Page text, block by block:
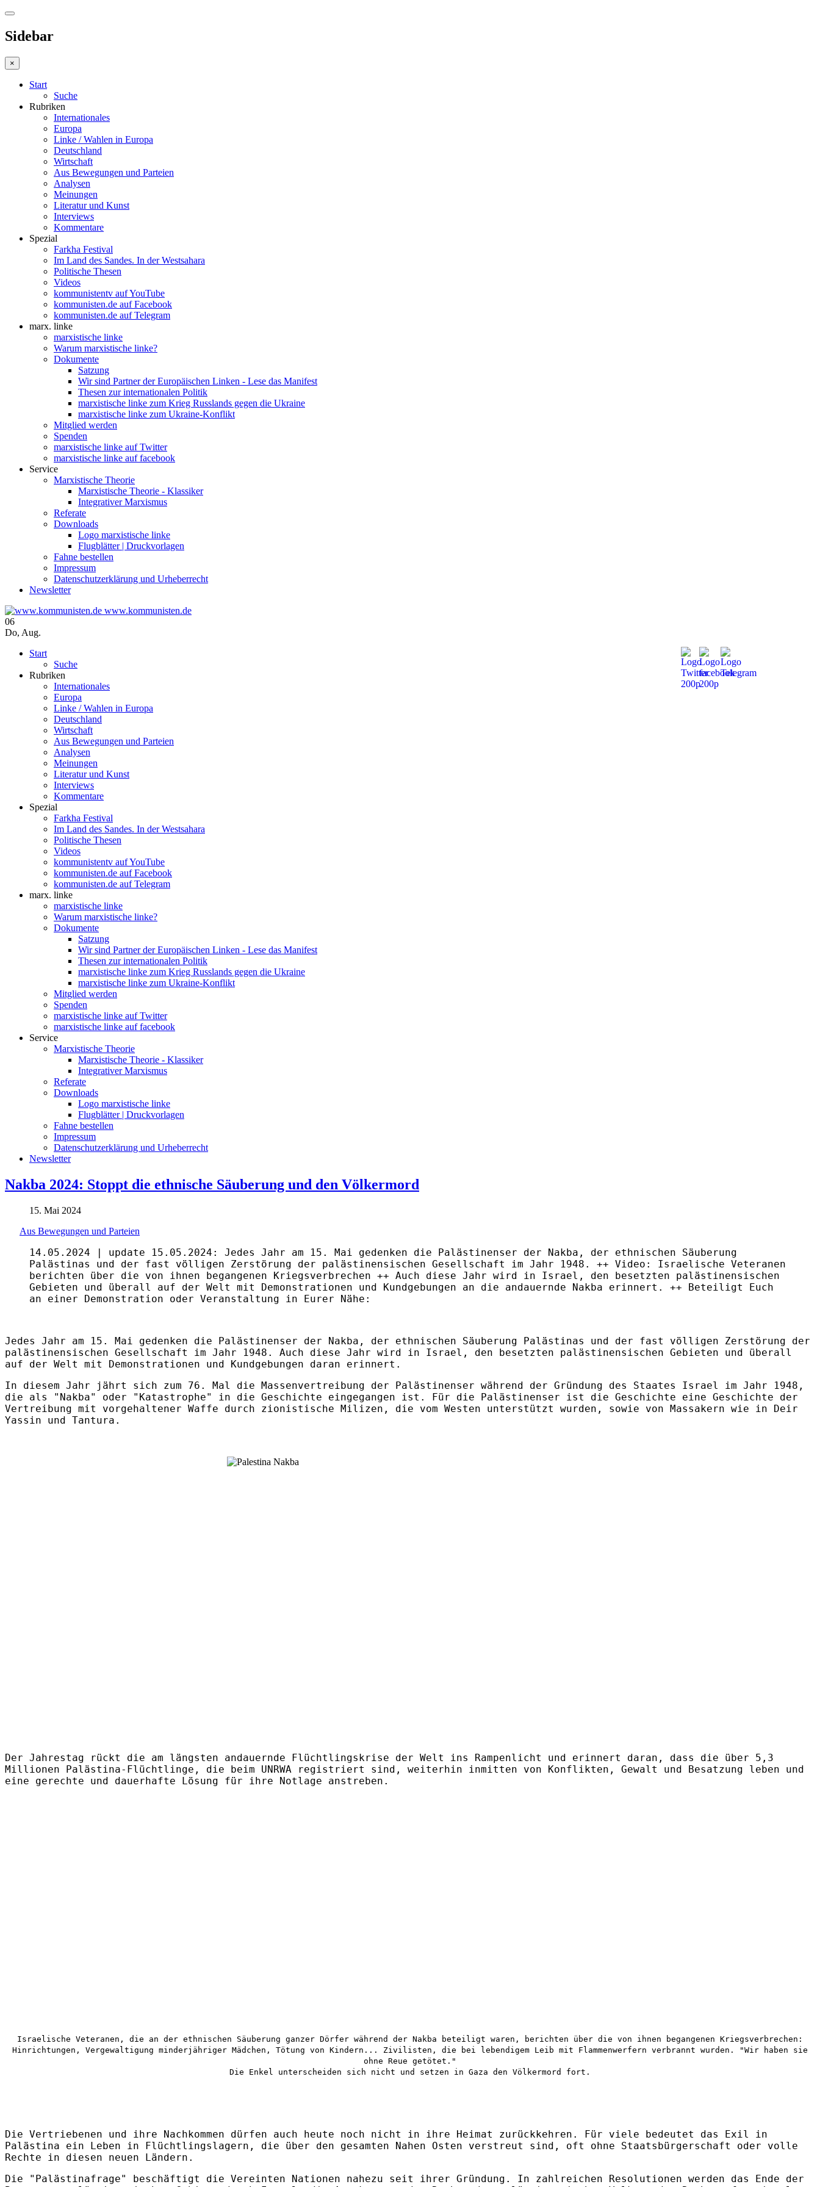
Sidebar
×
Start
Suche
Rubriken
Internationales
Europa
Linke / Wahlen in Europa
Deutschland
Wirtschaft
Aus Bewegungen und Parteien
Analysen
Meinungen
Literatur und Kunst
Interviews
Kommentare
Spezial
Farkha Festival
Im Land des Sandes. In der Westsahara
Politische Thesen
Videos
kommunistentv auf YouTube
kommunisten.de auf Facebook
kommunisten.de auf Telegram
marx. linke
marxistische linke
Warum marxistische linke?
Dokumente
Satzung
Wir sind Partner der Europäischen Linken - Lese das Manifest
Thesen zur internationalen Politik
marxistische linke zum Krieg Russlands gegen die Ukraine
marxistische linke zum Ukraine-Konflikt
Mitglied werden
Spenden
marxistische linke auf Twitter
marxistische linke auf facebook
Service
Marxistische Theorie
Marxistische Theorie - Klassiker
Integrativer Marxismus
Referate
Downloads
Logo marxistische linke
Flugblätter | Druckvorlagen
Fahne bestellen
Impressum
Datenschutzerklärung und Urheberrecht
Newsletter
www.kommunisten.de
06
Do, Aug.
Start
Suche
Rubriken
Internationales
Europa
Linke / Wahlen in Europa
Deutschland
Wirtschaft
Aus Bewegungen und Parteien
Analysen
Meinungen
Literatur und Kunst
Interviews
Kommentare
Spezial
Farkha Festival
Im Land des Sandes. In der Westsahara
Politische Thesen
Videos
kommunistentv auf YouTube
kommunisten.de auf Facebook
kommunisten.de auf Telegram
marx. linke
marxistische linke
Warum marxistische linke?
Dokumente
Satzung
Wir sind Partner der Europäischen Linken - Lese das Manifest
Thesen zur internationalen Politik
marxistische linke zum Krieg Russlands gegen die Ukraine
marxistische linke zum Ukraine-Konflikt
Mitglied werden
Spenden
marxistische linke auf Twitter
marxistische linke auf facebook
Service
Marxistische Theorie
Marxistische Theorie - Klassiker
Integrativer Marxismus
Referate
Downloads
Logo marxistische linke
Flugblätter | Druckvorlagen
Fahne bestellen
Impressum
Datenschutzerklärung und Urheberrecht
Newsletter
Nakba 2024: Stoppt die ethnische Säuberung und den Völkermord
15. Mai 2024
Aus Bewegungen und Parteien
14.05.2024 | update 15.05.2024: Jedes Jahr am 15. Mai gedenken die Palästinenser der Nakba, der ethnischen Säuberung
Palästinas und der fast völligen Zerstörung der palästinensischen Gesellschaft im Jahr 1948. ++ Video: Israelische Veteranen
berichten über die von ihnen begangenen Kriegsverbrechen ++ Auch diese Jahr wird in Israel, den besetzten palästinensischen
Gebieten und überall auf der Welt mit Demonstrationen und Kundgebungen an die andauernde Nakba erinnert. ++ Beteiligt Euch
an einer Demonstration oder Veranstaltung in Eurer Nähe:
Jedes Jahr am 15. Mai gedenken die Palästinenser der Nakba, der ethnischen Säuberung Palästinas und der fast völligen Zerstörung der
palästinensischen Gesellschaft im Jahr 1948. Auch diese Jahr wird in Israel, den besetzten palästinensischen Gebieten und überall
auf der Welt mit Demonstrationen und Kundgebungen daran erinnert.
In diesem Jahr jährt sich zum 76. Mal die Massenvertreibung der Palästinenser während der Gründung des Staates Israel im Jahr 1948,
die als "Nakba" oder "Katastrophe" in die Geschichte eingegangen ist. Für die Palästinenser ist die Geschichte eine Geschichte der
Vertreibung mit vorgehaltener Waffe durch zionistische Milizen, die vom Westen unterstützt wurden, sowie von Massakern wie in Deir
Yassin und Tantura.
Der Jahrestag rückt die am längsten andauernde Flüchtlingskrise der Welt ins Rampenlicht und erinnert daran, dass die über 5,3
Millionen Palästina-Flüchtlinge, die beim UNRWA registriert sind, weiterhin inmitten von Konflikten, Gewalt und Besatzung leben und
eine gerechte und dauerhafte Lösung für ihre Notlage anstreben.
Israelische Veteranen, die an der ethnischen Säuberung ganzer Dörfer während der Nakba beteiligt waren, berichten über die von ihnen begangenen Kriegsverbrechen:
Hinrichtungen, Vergewaltigung minderjähriger Mädchen, Tötung von Kindern... Zivilisten, die bei lebendigem Leib mit Flammenwerfern verbrannt wurden. "Wir haben sie
ohne Reue getötet."
Die Enkel unterscheiden sich nicht und setzen in Gaza den Völkermord fort.
Die Vertriebenen und ihre Nachkommen dürfen auch heute noch nicht in ihre Heimat zurückkehren. Für viele bedeutet das Exil in
Palästina ein Leben in Flüchtlingslagern, die über den gesamten Nahen Osten verstreut sind, oft ohne Staatsbürgerschaft oder volle
Rechte in diesen neuen Ländern.
Die "Palästinafrage" beschäftigt die Vereinten Nationen nahezu seit ihrer Gründung. In zahlreichen Resolutionen werden das Ende der